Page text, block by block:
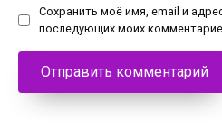
Сохранить моё имя, email и
последующих моих